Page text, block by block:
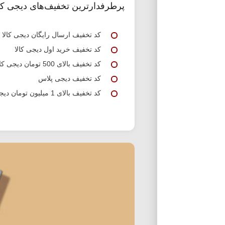
پرطرفدارترین تخفیف‌های دیجی
کد تخفیف ارسال رایگان دیجی کالا
کد تخفیف خرید اول دیجی کالا
کد تخفیف بالای 500 تومان دیجی کالا
کد تخفیف دیجی پلاس
کد تخفیف بالای 1 میلیون تومان دیجی کالا